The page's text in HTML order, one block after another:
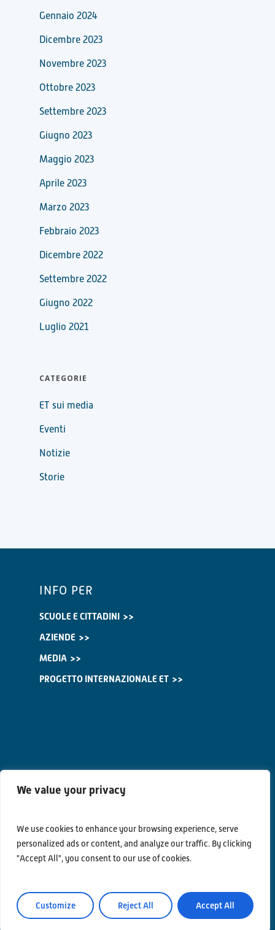
We value your privacy
We use cookies to enhance your browsing experience, serve
personalized ads or content, and analyze our traffic. By clicking
"Accept All", you consent to our use of cookies.
Customize Reject All Accept All
Gennaio 2024
Dicembre 2023
Novembre 2023
Ottobre 2023
Settembre 2023
Giugno 2023
Maggio 2023
Aprile 2023
Marzo 2023
Febbraio 2023
Dicembre 2022
Settembre 2022
Giugno 2022
Luglio 2021
CATEGORIE
ET sui media
Eventi
Notizie
Storie
INFO PER
SCUOLE E CITTADINI
AZIENDE
MEDIA
PROGETTO INTERNAZIONALE ET
Contatti
Privacy Policy